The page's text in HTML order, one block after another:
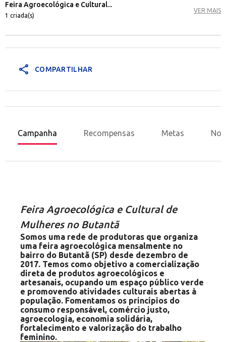
Feira Agroecológica e Cultural...
1 criada(s)
VER MAIS
share COMPARTILHAR
Campanha Recompensas Metas
Feira Agroecológica e Cultural de
Mulheres no Butantã
Somos uma rede de produtoras que organiza
uma feira agroecológica mensalmente no
bairro do Butantã (SP) desde dezembro de
2017. Temos como objetivo a comercialização
direta de produtos agroecológicos e
artesanais, ocupando um espaço público verde
e promovendo atividades culturais abertas à
população. Fomentamos os princípios do
consumo responsável, comércio justo,
agroecologia, economia solidária,
fortalecimento e valorização do trabalho
feminino.